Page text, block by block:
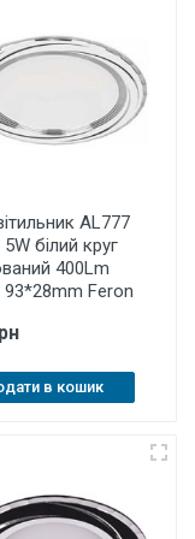
AL777
5W білий круг
400Lm
93*28mm Feron
в кошик